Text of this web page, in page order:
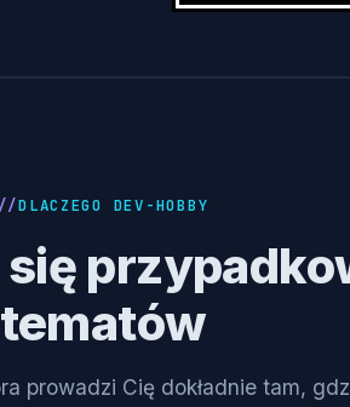
DLACZEGO DEV-HOBBY
tematów
prowadzi Cię dokładnie tam,